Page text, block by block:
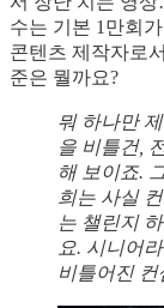
수는 기본 1만회
콘텐츠 제작자로
준은 뭘까요?
뭐 하나만
을 비틀건,
해 보이죠.
희는 사실
는 챌린지
요. 시니어
비틀어진 컨